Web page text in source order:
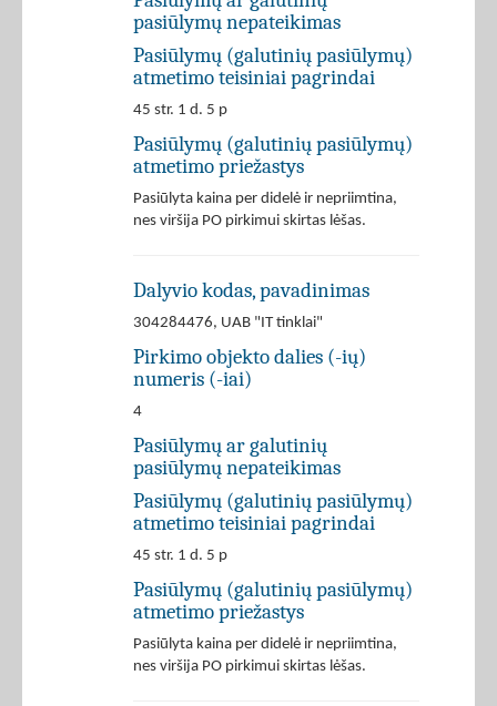
pasiūlymų nepateikimas
Pasiūlymų (galutinių pasiūlymų)
atmetimo teisiniai pagrindai
45 str. 1 d. 5 p
Pasiūlymų (galutinių pasiūlymų)
atmetimo priežastys
Pasiūlyta kaina per didelė ir nepriimtina,
nes viršija PO pirkimui skirtas lėšas.
Dalyvio kodas, pavadinimas
304284476, UAB "IT tinklai"
Pirkimo objekto dalies (-ių)
numeris (-iai)
4
Pasiūlymų ar galutinių
pasiūlymų nepateikimas
Pasiūlymų (galutinių pasiūlymų)
atmetimo teisiniai pagrindai
45 str. 1 d. 5 p
Pasiūlymų (galutinių pasiūlymų)
atmetimo priežastys
Pasiūlyta kaina per didelė ir nepriimtina,
nes viršija PO pirkimui skirtas lėšas.